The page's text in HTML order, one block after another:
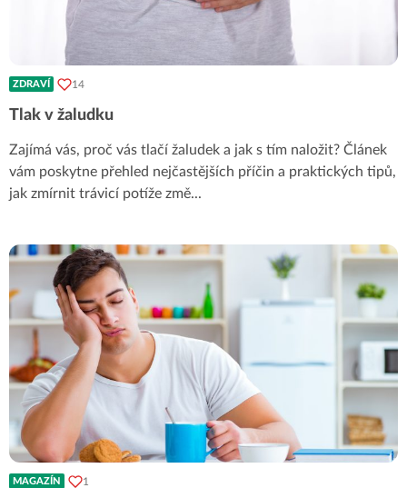
ZDRAVÍ 14
Tlak v žaludku
Zajímá vás, proč vás tlačí žaludek a jak s tím naložit? Článek
vám poskytne přehled nejčastějších příčin a praktických tipů,
jak zmírnit trávicí potíže změ...
MAGAZÍN 1